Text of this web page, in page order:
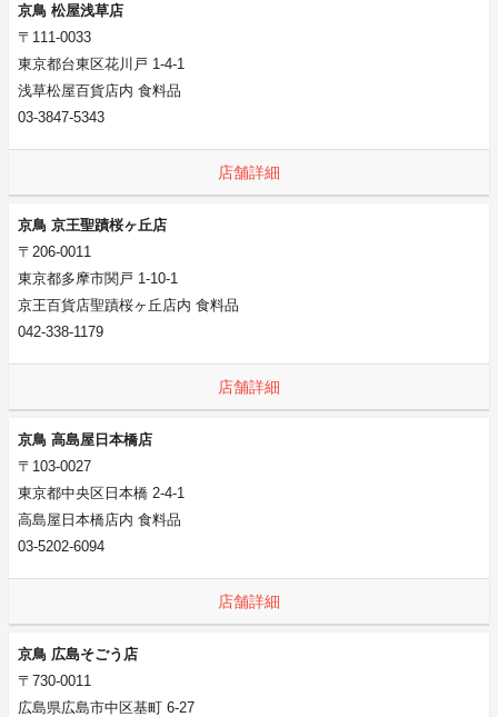
京鳥 松屋浅草店
〒111-0033
東京都台東区花川戸 1-4-1
浅草松屋百貨店内 食料品
03-3847-5343
店舗詳細
京鳥 京王聖蹟桜ヶ丘店
〒206-0011
東京都多摩市関戸 1-10-1
京王百貨店聖蹟桜ヶ丘店内 食料品
042-338-1179
店舗詳細
京鳥 高島屋日本橋店
〒103-0027
東京都中央区日本橋 2-4-1
高島屋日本橋店内 食料品
03-5202-6094
店舗詳細
京鳥 広島そごう店
〒730-0011
広島県広島市中区基町 6-27